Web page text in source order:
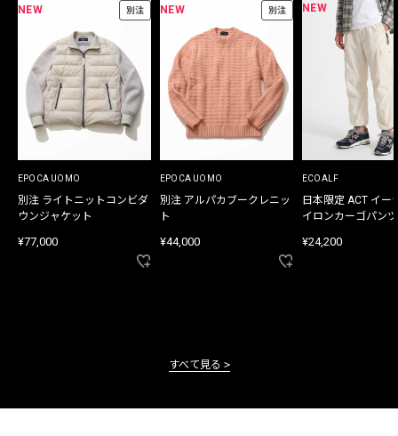
NEW 別注
EPOCA UOMO
別注 ライトニットコンビダ
ウンジャケット
¥77,000
NEW 別注
EPOCA UOMO
別注 アルパカブークレニッ
ト
¥44,000
NEW
ECOALF
日本限定 ACT イー
イロンカーゴパンツ
¥24,200
すべて見る